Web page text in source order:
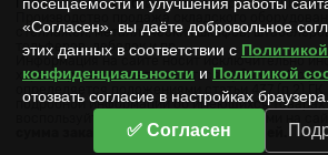
ГОРТОРГСНАБ СПб © 2026Все права
Производство продажа складского
стеллажей, металлических шкафов,
тельферов, лебедок и пр.
Информация на сайте носит исключительно
характер и не может считаться публичной
определяется положениями статьи 437 (п.2)
подробной информации об имеющихся товарах
сумма заказа составляет 3000 рублей.
«Согласен», вы даёте добровольное
этих данных в соответствии с Политикой
конфиденциальности и Политикой
отозвать согласие в настройках браузера.
✅ Согласен